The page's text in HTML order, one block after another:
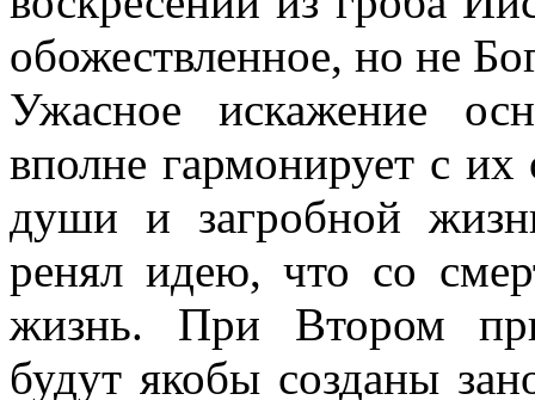
обожествленное, но не
Ужасное искажение
вполне гармонирует с
души и загробной
ренял идею, что со
жизнь. При Втором
будут якобы созданы